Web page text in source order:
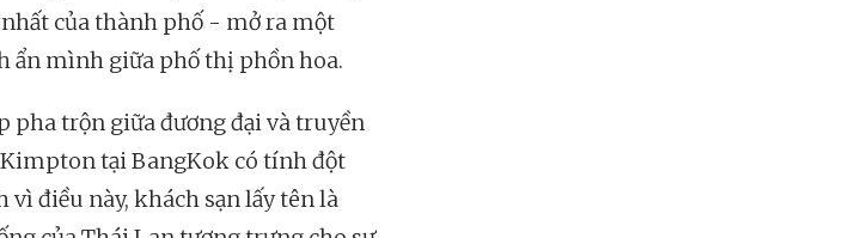
của thành phố - mở ra một
ẩn mình giữa phố thị phồn hoa.
pha trộn giữa đương đại và truyền
tại BangKok có tính đột
điều này, khách sạn lấy tên là